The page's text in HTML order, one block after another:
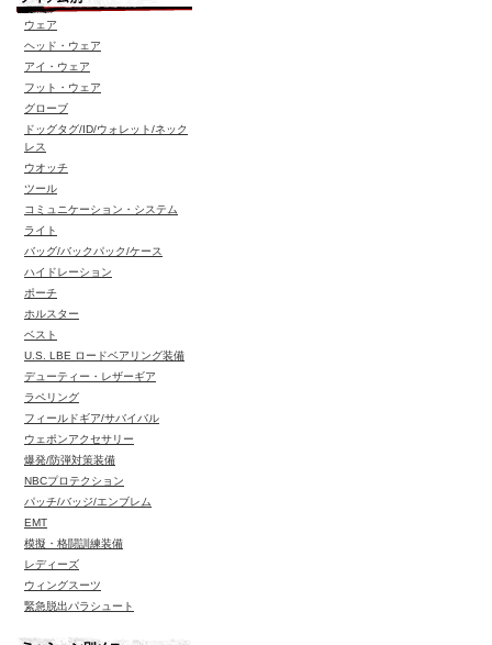
ウェア
ヘッド・ウェア
アイ・ウェア
フット・ウェア
グローブ
ドッグタグ/ID/ウォレット/ネック
レス
ウオッチ
ツール
コミュニケーション・システム
ライト
バッグ/バックパック/ケース
ハイドレーション
ポーチ
ホルスター
ベスト
U.S. LBE ロードベアリング装備
デューティー・レザーギア
ラペリング
フィールドギア/サバイバル
ウェポンアクセサリー
爆発/防弾対策装備
NBCプロテクション
パッチ/バッジ/エンブレム
EMT
模擬・格闘訓練装備
レディーズ
ウィングスーツ
緊急脱出パラシュート